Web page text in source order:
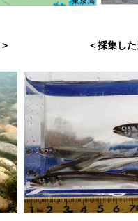
アユ＞ ＜採集した天